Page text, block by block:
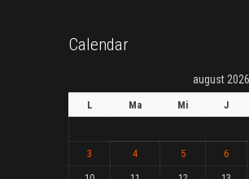
Calendar
august 2026
L Ma Mi J
3
4 5 6